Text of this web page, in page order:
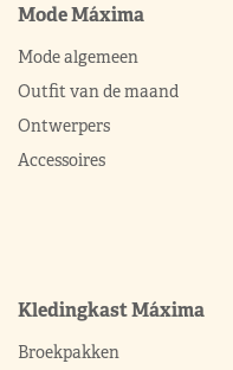
Mode Máxima
Mode algemeen
Outfit van de maand
Ontwerpers
Accessoires
Kledingkast Máxima
Broekpakken